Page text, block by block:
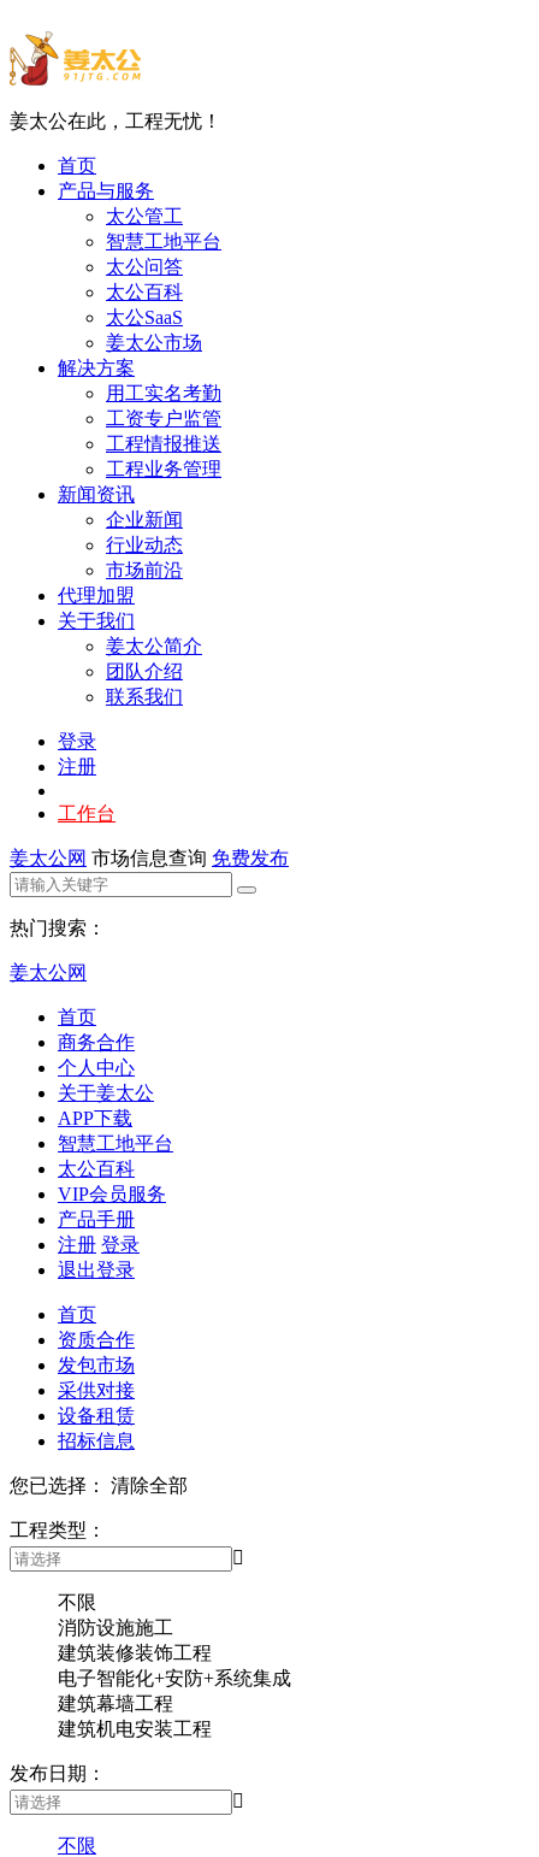
姜太公在此，工程无忧！
首页
产品与服务
太公管工
智慧工地平台
太公问答
太公百科
太公SaaS
姜太公市场
解决方案
用工实名考勤
工资专户监管
工程情报推送
工程业务管理
新闻资讯
企业新闻
行业动态
市场前沿
代理加盟
关于我们
姜太公简介
团队介绍
联系我们
登录
注册
工作台
姜太公网 市场信息查询 免费发布
热门搜索：
姜太公网
首页
商务合作
个人中心
关于姜太公
APP下载
智慧工地平台
太公百科
VIP会员服务
产品手册
注册 登录
退出登录
首页
资质合作
发包市场
采供对接
设备租赁
招标信息
您已选择： 清除全部
工程类型：

不限
消防设施施工
建筑装修装饰工程
电子智能化+安防+系统集成
建筑幕墙工程
建筑机电安装工程
发布日期：

不限